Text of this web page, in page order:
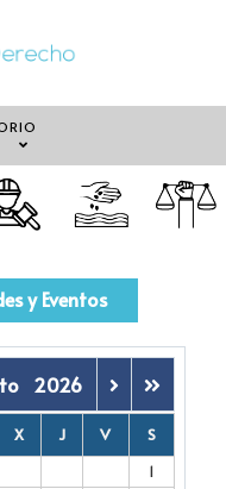
y Eventos
2026
X J V
S
1